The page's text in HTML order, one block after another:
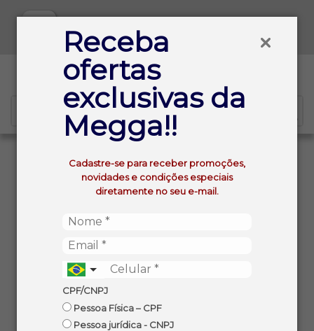
Receba
ofertas
exclusivas da
Megga!!
Cadastre-se para receber promoções,
novidades e condições especiais
diretamente no seu e-mail.
CPF/CNPJ
Pessoa Física – CPF
Pessoa jurídica - CNPJ
COXINHA DA ASA DE FRANGO FRIATO CONGELADO
PACOTE INDIVIDUAL KG (APROX. 1,100)